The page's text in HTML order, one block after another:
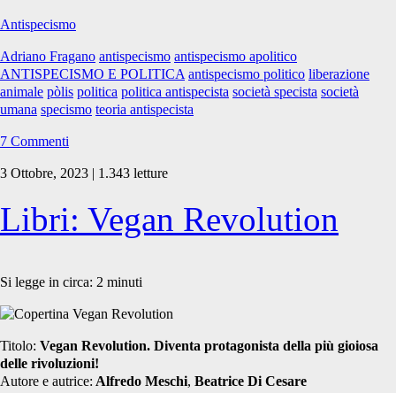
Antispecismo
Adriano Fragano antispecismo antispecismo apolitico
ANTISPECISMO E POLITICA antispecismo politico liberazione
animale pòlis politica politica antispecista società specista società
umana specismo teoria antispecista
7 Commenti
3 Ottobre, 2023 | 1.343 letture
Libri: Vegan Revolution
Si legge in circa: 2 minuti
Titolo: Vegan Revolution. Diventa protagonista della più gioiosa
delle rivoluzioni!
Autore e autrice: Alfredo Meschi, Beatrice Di Cesare